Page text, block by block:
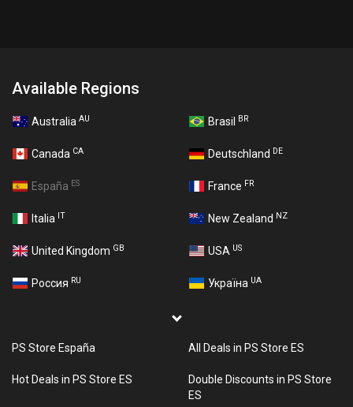
Available Regions
Australia AU Brasil BR
Canada CA Deutschland DE
España ES France FR
Italia IT New Zealand NZ
United Kingdom GB USA US
Россия RU Україна UA
PS Store España All Deals in PS Store ES
Hot Deals in PS Store ES
Double Discounts in PS Store
ES